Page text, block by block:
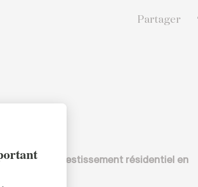
Partager
sur l’investissement résidentiel en